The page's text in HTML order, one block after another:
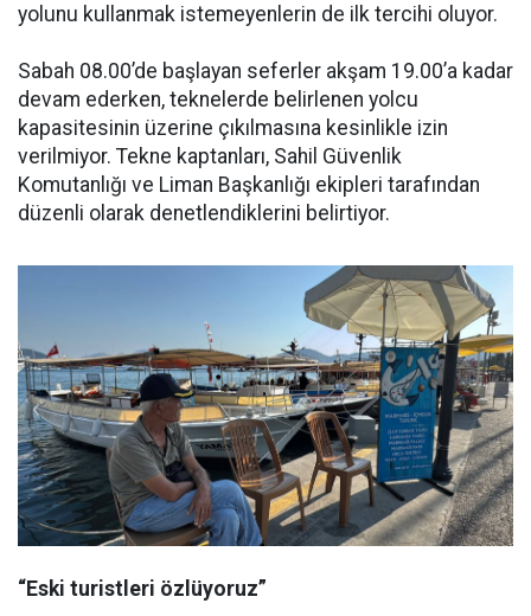
yolunu kullanmak istemeyenlerin de ilk tercihi oluyor.
Sabah 08.00’de başlayan seferler akşam 19.00’a kadar
devam ederken, teknelerde belirlenen yolcu
kapasitesinin üzerine çıkılmasına kesinlikle izin
verilmiyor. Tekne kaptanları, Sahil Güvenlik
Komutanlığı ve Liman Başkanlığı ekipleri tarafından
düzenli olarak denetlendiklerini belirtiyor.
“Eski turistleri özlüyoruz”